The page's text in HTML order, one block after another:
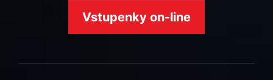
Vstupenky on-line